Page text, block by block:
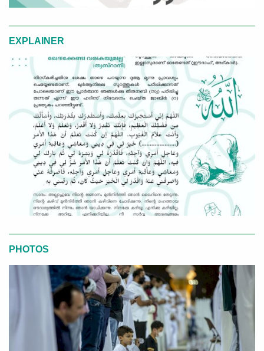
EXPLAINER
PHOTOS